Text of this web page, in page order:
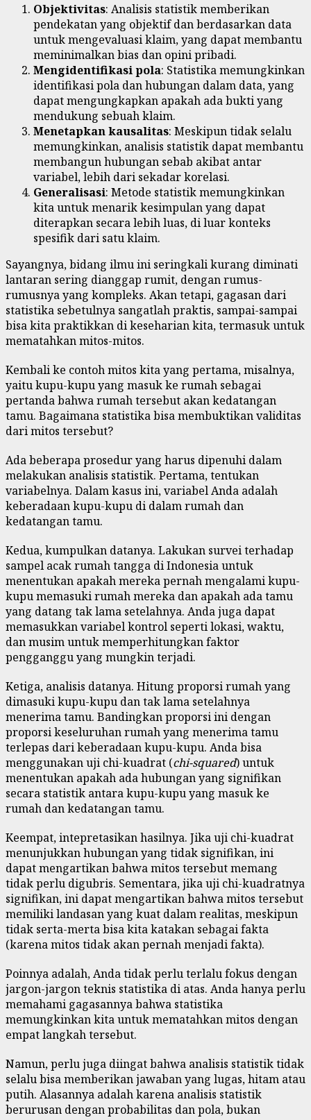
Objektivitas: Analisis statistik memberikan
pendekatan yang objektif dan berdasarkan data
untuk mengevaluasi klaim, yang dapat membantu
meminimalkan bias dan opini pribadi.
Mengidentifikasi pola: Statistika memungkinkan
identifikasi pola dan hubungan dalam data, yang
dapat mengungkapkan apakah ada bukti yang
mendukung sebuah klaim.
Menetapkan kausalitas: Meskipun tidak selalu
memungkinkan, analisis statistik dapat membantu
membangun hubungan sebab akibat antar
variabel, lebih dari sekadar korelasi.
Generalisasi: Metode statistik memungkinkan
kita untuk menarik kesimpulan yang dapat
diterapkan secara lebih luas, di luar konteks
spesifik dari satu klaim.
Sayangnya, bidang ilmu ini seringkali kurang diminati
lantaran sering dianggap rumit, dengan rumus-
rumusnya yang kompleks. Akan tetapi, gagasan dari
statistika sebetulnya sangatlah praktis, sampai-sampai
bisa kita praktikkan di keseharian kita, termasuk untuk
mematahkan mitos-mitos.
Kembali ke contoh mitos kita yang pertama, misalnya,
yaitu kupu-kupu yang masuk ke rumah sebagai
pertanda bahwa rumah tersebut akan kedatangan
tamu. Bagaimana statistika bisa membuktikan validitas
dari mitos tersebut?
Ada beberapa prosedur yang harus dipenuhi dalam
melakukan analisis statistik. Pertama, tentukan
variabelnya. Dalam kasus ini, variabel Anda adalah
keberadaan kupu-kupu di dalam rumah dan
kedatangan tamu.
Kedua, kumpulkan datanya. Lakukan survei terhadap
sampel acak rumah tangga di Indonesia untuk
menentukan apakah mereka pernah mengalami kupu-
kupu memasuki rumah mereka dan apakah ada tamu
yang datang tak lama setelahnya. Anda juga dapat
memasukkan variabel kontrol seperti lokasi, waktu,
dan musim untuk memperhitungkan faktor
pengganggu yang mungkin terjadi.
Ketiga, analisis datanya. Hitung proporsi rumah yang
dimasuki kupu-kupu dan tak lama setelahnya
menerima tamu. Bandingkan proporsi ini dengan
proporsi keseluruhan rumah yang menerima tamu
terlepas dari keberadaan kupu-kupu. Anda bisa
menggunakan uji chi-kuadrat (chi-squared) untuk
menentukan apakah ada hubungan yang signifikan
secara statistik antara kupu-kupu yang masuk ke
rumah dan kedatangan tamu.
Keempat, intepretasikan hasilnya. Jika uji chi-kuadrat
menunjukkan hubungan yang tidak signifikan, ini
dapat mengartikan bahwa mitos tersebut memang
tidak perlu digubris. Sementara, jika uji chi-kuadratnya
signifikan, ini dapat mengartikan bahwa mitos tersebut
memiliki landasan yang kuat dalam realitas, meskipun
tidak serta-merta bisa kita katakan sebagai fakta
(karena mitos tidak akan pernah menjadi fakta).
Poinnya adalah, Anda tidak perlu terlalu fokus dengan
jargon-jargon teknis statistika di atas. Anda hanya perlu
memahami gagasannya bahwa statistika
memungkinkan kita untuk mematahkan mitos dengan
empat langkah tersebut.
Namun, perlu juga diingat bahwa analisis statistik tidak
selalu bisa memberikan jawaban yang lugas, hitam atau
putih. Alasannya adalah karena analisis statistik
berurusan dengan probabilitas dan pola, bukan